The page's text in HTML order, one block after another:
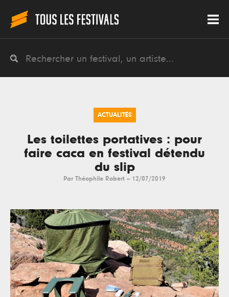
ACTUALITÉS
Les toilettes portatives : pour
faire caca en festival détendu
du slip
Par Théophile Robert -- 12/07/2019